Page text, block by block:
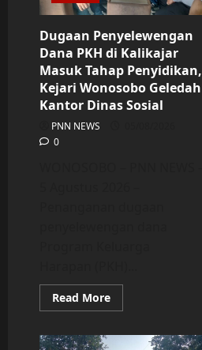
Dugaan Penyelewengan
Dana PKH di Kalikajar
Masuk Tahap Penyidikan,
Kejari Wonosobo Geledah
Kantor Dinas Sosial
PNN NEWS
0
Read MoreRead
more
Penyelewengan